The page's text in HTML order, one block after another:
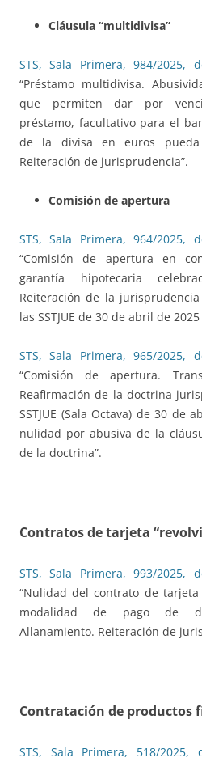
Cláusula “multidivisa”
STS, Sala Primera, 984/
“Préstamo multidivisa.
que permiten dar por
préstamo, facultativo para el
de la divisa en euros
Reiteración de jurisprudencia”.
Comisión de apertura
STS, Sala Primera, 964/
“Comisión de apertura en
garantía hipotecaria
Reiteración de la
las SSTJUE de 30 de abril de
STS, Sala Primera, 965/
“Comisión de apertura.
Reafirmación de la doctrina
SSTJUE (Sala Octava) de 30 de
nulidad por abusiva de la
de la doctrina”.
Contratos de tarjeta
STS, Sala Primera, 993/
“Nulidad del contrato de
modalidad de pago de
Allanamiento. Reiteración de
Contratación de
STS, Sala Primera, 518/